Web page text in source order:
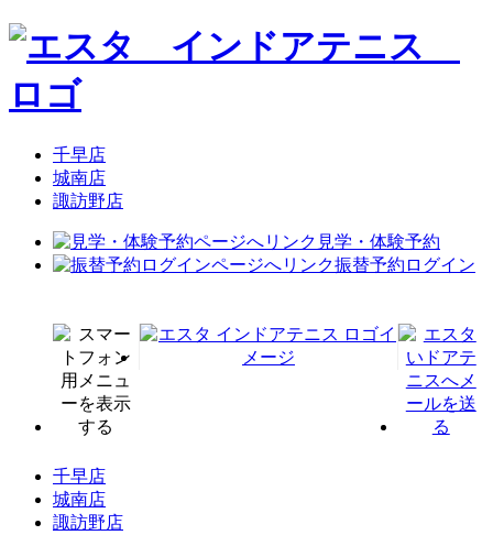
千早店
城南店
諏訪野店
見学・体験予約
振替予約ログイン
千早店
城南店
諏訪野店